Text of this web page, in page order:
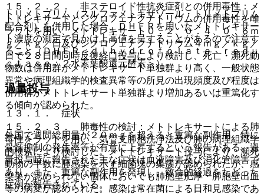
１５．２．２． 非ステロイド性抗炎症剤との併用毒性：メ
トトレキサートとジクロフェナクナトリウムの併用毒性を雌
ラットを用い、メトトレキサート０．２、０．４、０．６ｍ
ｇ／ｋｇ／日及びジクロフェナクナトリウム４ｍｇ／ｋｇ／
日で２８日間同時反復経口投与により検討し、死亡・瀕死動
物数は併用群がメトトレキサート単独群より高く、一般状態
異常や病理組織学的検査異常等の所見の出現頻度及び程度は
併用群がメトトレキサート単独群より増加あるいは重篤化す
る傾向が認められた。
１５．２．３． 肺毒性の検討：メトトレキサートによる肺
毒性をラットを用い、気管支肺胞洗浄法及び肺の病理組織学
的検索により検討した。メトトレキサート投与により、瀕死
動物の半数に肺感染を示す細菌塊の集簇が認められたが、感
染巣が認められない個体においても肺胞壁肥厚・肺胞壁出血
等の病変が認められた。感染は常在菌による日和見感染であ
トリメトプリム（スルファメトキサゾール・トリメトプリム
配合剤）を併用した場合、ＤＨＦＲを用いたメトトレキサー
ト濃度の測定で見かけ上高値を呈することがあるので注意す
ること（ＤＨＦＲ＜ｄｉｈｙｄｒｏｆｏｌａｔｅ ｒｅｄｕ
ｃｔａｓｅ：２水素葉酸還元酵素＞）。
過量投与
１３．１． 症状
外国で週間総用量が２０ｍｇを超えると重篤な副作用、特に
骨髄抑制の発生率等が有意に上昇するという報告がある。過
量投与時に報告された主な症状は血液障害及び消化管障害で
あり、また、重篤な副作用を発現し、致命的経過をたどった
症例が報告されている。